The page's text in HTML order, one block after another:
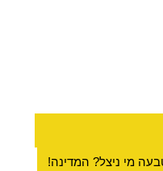
מי ניצל? המדינה!